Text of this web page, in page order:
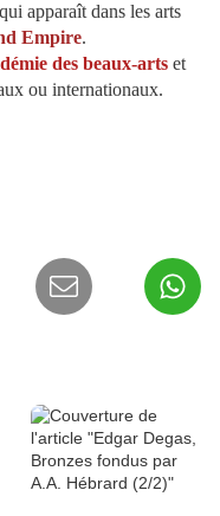
apparaît dans les arts
Empire.
des beaux-artset
ou internationaux.